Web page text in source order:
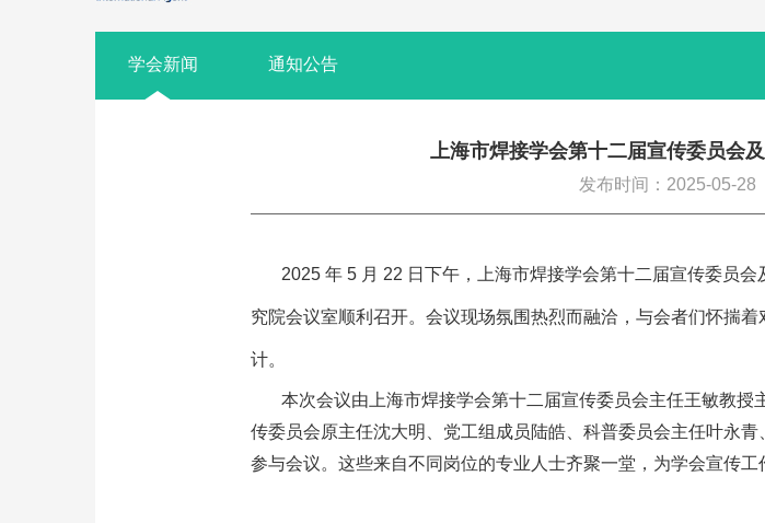
学会新闻 通知公告
上海市焊接学会第十二届宣传委员会
发布时间：2025-05-28
2025 年 5 月 22 日下午，上海市焊接学会第十二届宣传委员
究院会议室顺利召开。会议现场氛围热烈而融洽，与会者们怀揣
计。
本次会议由上海市焊接学会第十二届宣传委员会主任王敏教
传委员会原主任沈大明、党工组成员陆皓、科普委员会主任叶永
参与会议。这些来自不同岗位的专业人士齐聚一堂，为学会宣传工